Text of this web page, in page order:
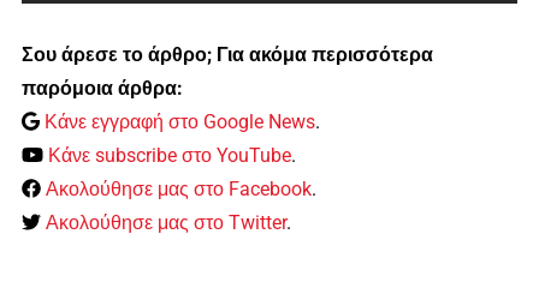
Σου άρεσε το άρθρο; Για ακόμα περισσότερα
παρόμοια άρθρα:
Κάνε εγγραφή στο Google News.
Κάνε subscribe στο YouTube.
Ακολούθησε μας στο Facebook.
Ακολούθησε μας στο Twitter.